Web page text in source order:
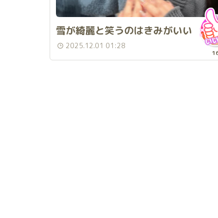
雪が綺麗と笑うのはきみがいい
2025.12.01 01:28